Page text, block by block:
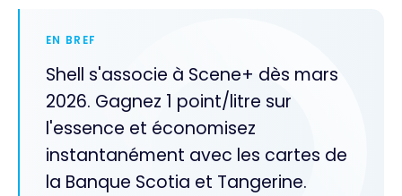
EN BREF
Shell s'associe à Scene+ dès mars
2026. Gagnez 1 point/litre sur
l'essence et économisez
instantanément avec les cartes de
la Banque Scotia et Tangerine.